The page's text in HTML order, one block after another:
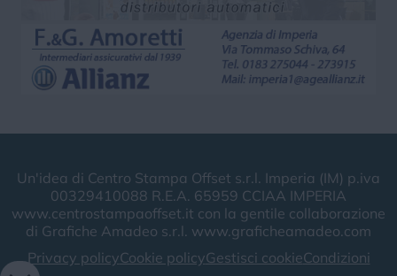
Un'idea di Centro Stampa Offset s.r.l. Imperia (IM) p.iva
00329410088 R.E.A. 65959 CCIAA IMPERIA
www.centrostampaoffset.it con la gentile collaborazione
di Grafiche Amadeo s.r.l. www.graficheamadeo.com
Privacy policyCookie policyGestisci cookieCondizioni